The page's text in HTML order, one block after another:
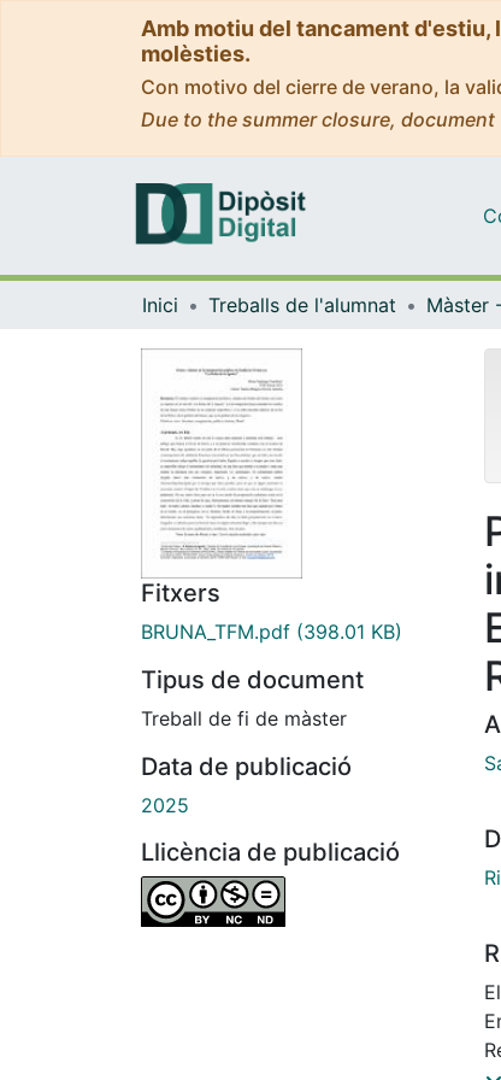
Amb motiu del tancament d'estiu,
molèsties.
Con motivo del cierre de verano, la
Due to the summer closure,
Inici Treballs de l'alumnat
Fitxers
BRUNA_TFM.pdf (398.01 KB)
Tipus de document
Treball de fi de màster
Data de publicació
2025
Llicència de publicació